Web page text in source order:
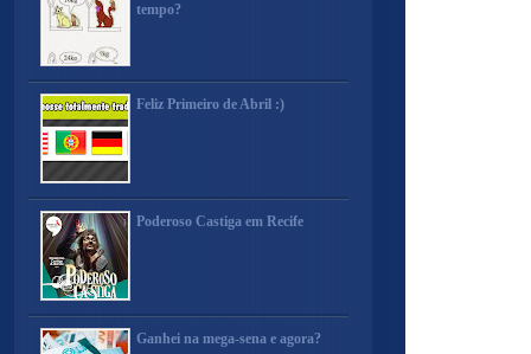
tempo?
Feliz Primeiro de Abril :)
Poderoso Castiga em Recife
Ganhei na mega-sena e agora?